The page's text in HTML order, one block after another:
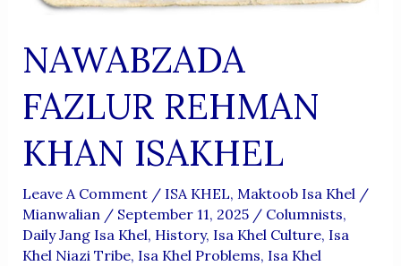
NAWABZADA
FAZLUR REHMAN
KHAN ISAKHEL
Leave A Comment / ISA KHEL, Maktoob Isa Khel/
Mianwalian / September 11, 2025 / Columnists,
Daily Jang Isa Khel, History, Isa Khel Culture, Isa
Khel Niazi Tribe, Isa Khel Problems, Isa Khel